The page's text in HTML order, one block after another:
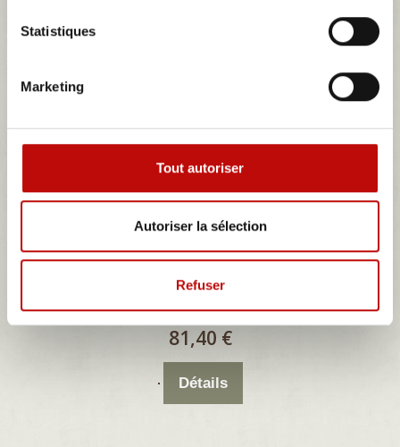
Statistiques
Marketing
Tout autoriser
Autoriser la sélection
Refuser
kit tapis moquette velours noir surjet...
kit tapis avant et arrière en velours noir surjet rouge pour renault clio 2
81,40 €
Détails